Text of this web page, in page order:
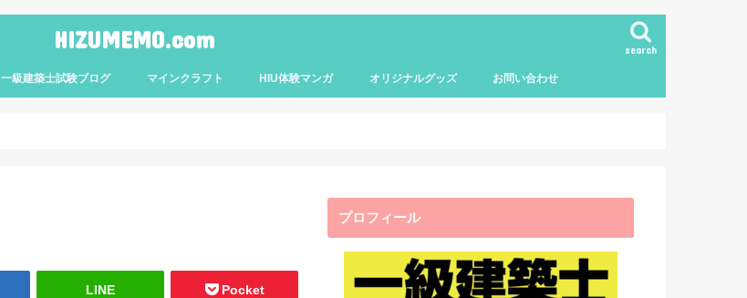
HIZUMEMO.com search
一級建築士試験ブログ マインクラフト HIU体験マンガ オリジナルグッズ お問い合わせ
LINE Pocket
プロフィール